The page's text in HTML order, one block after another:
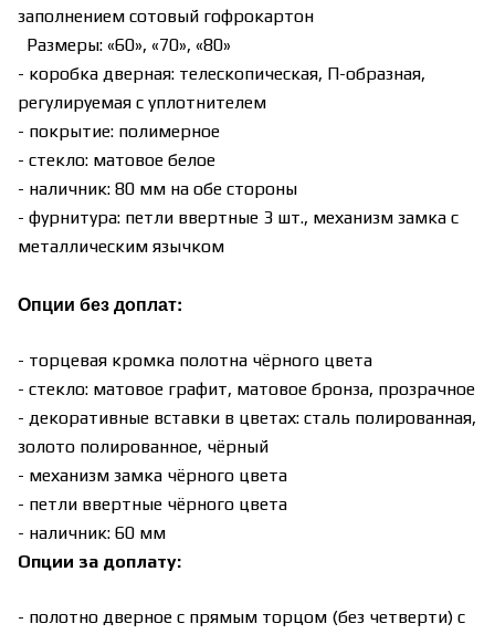
заполнением сотовый гофрокартон
Размеры: «60», «70», «80»
- коробка дверная: телескопическая, П-образная,
регулируемая с уплотнителем
- покрытие: полимерное
- стекло: матовое белое
- наличник: 80 мм на обе стороны
- фурнитура: петли ввертные 3 шт., механизм замка с
металлическим язычком
Опции без доплат:
- торцевая кромка полотна чёрного цвета
- стекло: матовое графит, матовое бронза, прозрачное
- декоративные вставки в цветах: сталь полированная,
золото полированное, чёрный
- механизм замка чёрного цвета
- петли ввертные чёрного цвета
- наличник: 60 мм
Опции за доплату:
- полотно дверное с прямым торцом (без четверти) с